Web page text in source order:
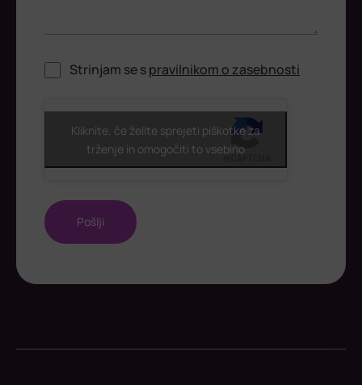
Strinjam se spravilnikom o zasebnosti
ReCaptcha
Kliknite, če želite sprejeti piškotke za
trženje in omogočiti to vsebino